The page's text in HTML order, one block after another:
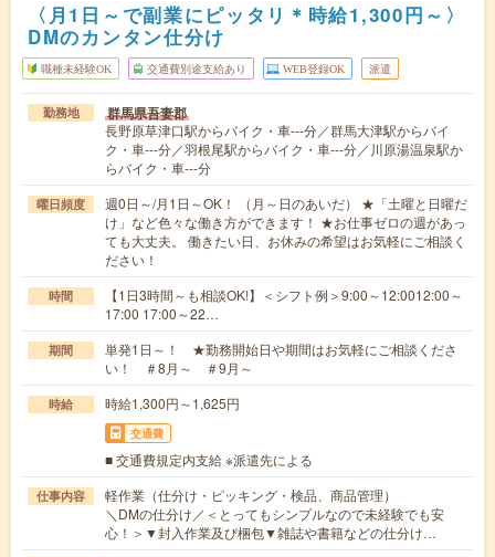
〈月1日～で副業にピッタリ＊時給1,300円～〉
DMのカンタン仕分け
職種未経験OK 交通費別途支給あり WEB登録OK 派遣
勤務地 群馬県吾妻郡
長野原草津口駅からバイク・車---分／群馬大津駅からバイ
ク・車---分／羽根尾駅からバイク・車---分／川原湯温泉駅か
らバイク・車---分
曜日頻度
週0日～/月1日～OK！ （月～日のあいだ） ★「土曜と日曜だ
け」など色々な働き方ができます！ ★お仕事ゼロの週があっ
ても大丈夫。 働きたい日、お休みの希望はお気軽にご相談く
ださい！
時間
【1日3時間～も相談OK!】＜シフト例＞9:00～12:0012:00～
17:00 17:00～22…
期間
単発1日～！ ★勤務開始日や期間はお気軽にご相談くださ
い！ ＃8月～ ＃9月～
時給 時給1,300円～1,625円
交通費
■ 交通費規定内支給 ※派遣先による
仕事内容
軽作業（仕分け・ピッキング・検品、商品管理）
＼DMの仕分け／＜とってもシンプルなので未経験でも安
心！＞▼封入作業及び梱包▼雑誌や書籍などの仕分け…